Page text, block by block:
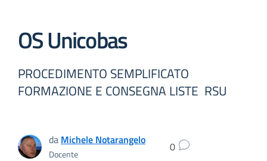
OS Unicobas
PROCEDIMENTO SEMPLIFICATO
FORMAZIONE E CONSEGNA LISTE RSU
da Michele Notarangelo
Docente 0